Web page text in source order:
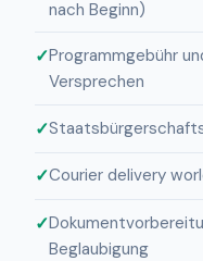
nach Beginn)
Programmgebühr
Versprechen
Courier delivery
Beglaubigung